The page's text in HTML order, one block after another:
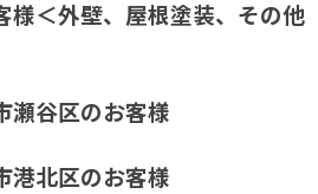
様＜外壁、屋根塗装、その他
瀬谷区のお客様
港北区のお客様